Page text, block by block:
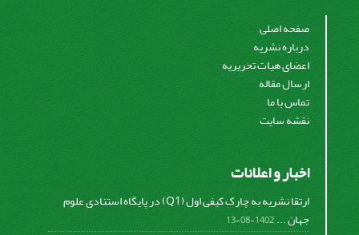
صفحه اصلی
درباره نشریه
اعضای هیات تحریریه
ارسال مقاله
تماس با ما
نقشه سایت
اخبار و اعلانات
ارتقا نشریه به چارک کیفی اول (Q1) در پایگاه استنادی علوم
جهان ...1402-08-13